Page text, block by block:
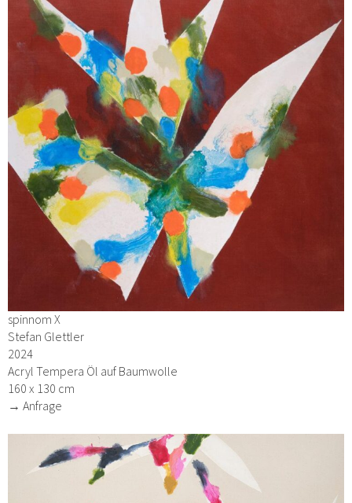
spinnom X
Stefan Glettler
2024
Acryl Tempera Öl auf Baumwolle
160 x 130 cm
→ Anfrage